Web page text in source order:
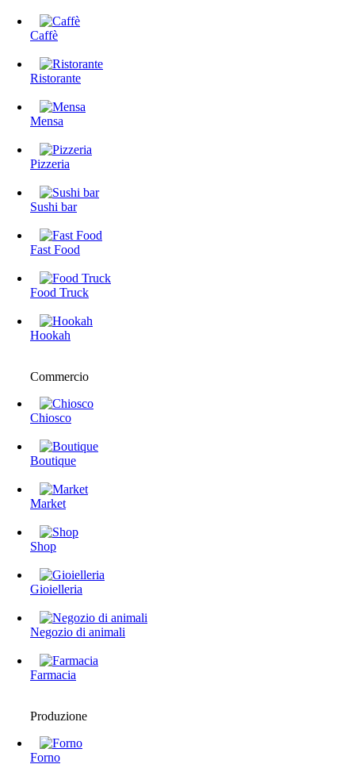
Caffè
Ristorante
Mensa
Pizzeria
Sushi bar
Fast Food
Food Truck
Hookah
Commercio
Chiosco
Boutique
Market
Shop
Gioielleria
Negozio di animali
Farmacia
Produzione
Forno